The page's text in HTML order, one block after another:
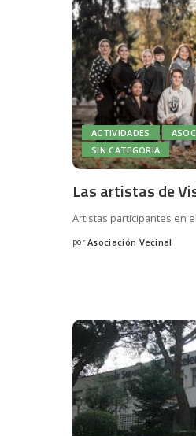
ACTIVIDADES
SIN CATEGORÍA
Las artistas de
Artistas participantes en
Posted
por Asociación Vecinal